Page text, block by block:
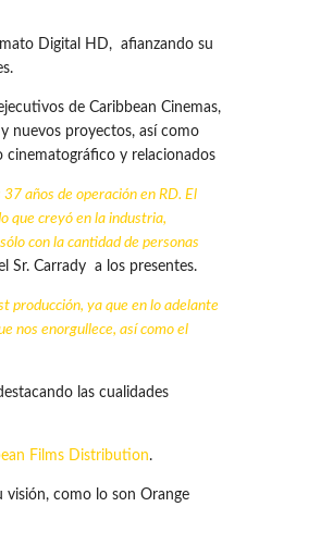
Digital HD, afianzando su
de Caribbean Cinemas,
nuevos proyectos, así como
cinematográfico y relacionados
años de operación en RD. El
que creyó en la industria,
con la cantidad de personas
Sr. Carrady a los presentes.
producción, ya que en lo adelante
nos enorgullece, así como el
las cualidades
Films Distribution.
visión, como lo son Orange